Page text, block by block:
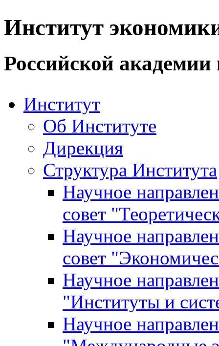
Институт
Российской академии
Институт
Об Институте
Дирекция
Структура Института
Научное
совет
Научное
совет
Научное
"Институты и
Научное